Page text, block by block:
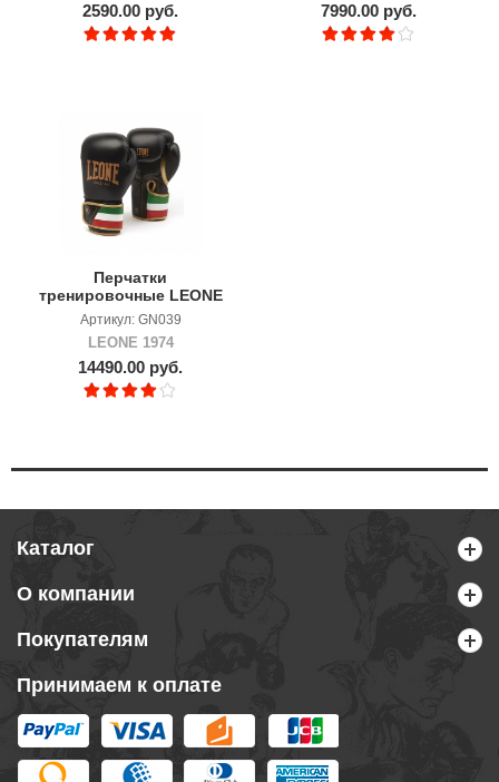
2590.00 руб. 7990.00 руб.
Перчатки
тренировочные LEONE
Guanti Boxe Italy
Артикул: GN039
LEONE 1974
14490.00 руб.
Каталог
О компании
Покупателям
Принимаем к оплате